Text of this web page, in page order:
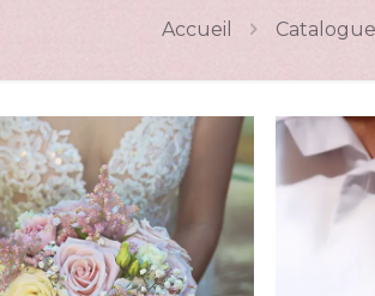
Accueil Catalogue